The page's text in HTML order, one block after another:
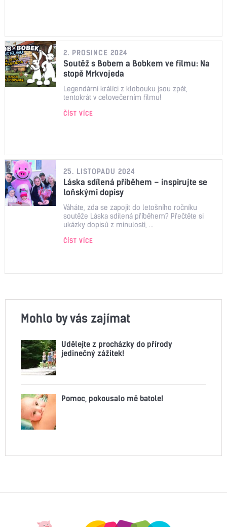
2. PROSINCE 2024
Soutěž s Bobem a Bobkem ve filmu: Na
stopě Mrkvojeda
Legendární králíci z klobouku jsou zpět,
tentokrát v celovečerním filmu!
ČÍST VÍCE
25. LISTOPADU 2024
Láska sdílená příběhem – inspirujte se
loňskými dopisy
Váháte, zda se zapojit do letošního ročníku
soutěže Láska sdílená příběhem? Přečtěte si
ukázky dopisů z minulosti, ...
ČÍST VÍCE
Mohlo by vás zajímat
Udělejte z procházky do přírody
jedinečný zážitek!
Pomoc, pokousalo mě batole!